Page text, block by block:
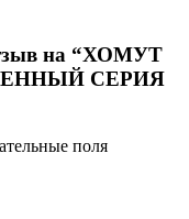
на “ХОМУТ
СЕРИЯ
поля